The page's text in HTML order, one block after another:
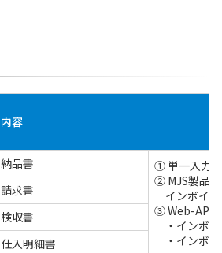
内容
納品書
① 単一入力
② MJS製品
インボイス
③ Web-API
・インボイ
・インボイ
請求書
検収書
仕入明細書